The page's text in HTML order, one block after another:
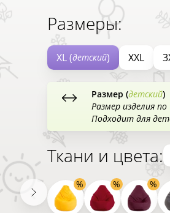
Размеры:
XL (детский) XXL
Размер (детский)
Размер изделия по
Подходит для
Ткани и цвета: